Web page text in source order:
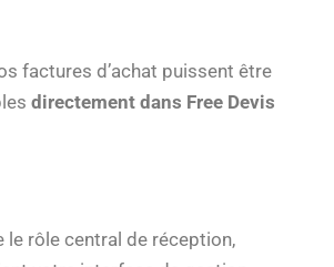
factures d’achat puissent être
directement dans Free Devis
le rôle central de réception,